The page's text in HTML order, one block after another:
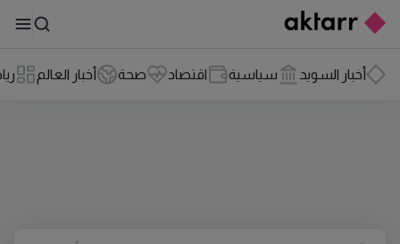
أخبار السويد سياسية اقتصاد صحة أخبار العالم